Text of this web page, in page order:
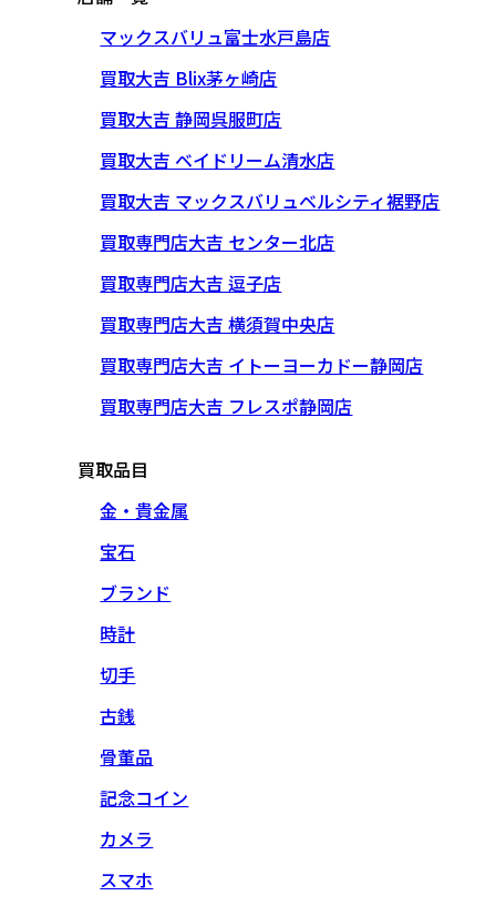
マックスバリュ富士水戸島店
買取大吉 Blix茅ヶ崎店
買取大吉 静岡呉服町店
買取大吉 ベイドリーム清水店
買取大吉 マックスバリュベルシティ裾野店
買取専門店大吉 センター北店
買取専門店大吉 逗子店
買取専門店大吉 横須賀中央店
買取専門店大吉 イトーヨーカドー静岡店
買取専門店大吉 フレスポ静岡店
買取品目
金・貴金属
宝石
ブランド
時計
切手
古銭
骨董品
記念コイン
カメラ
スマホ